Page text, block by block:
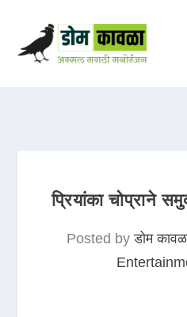
प्रियांका चोप्राने
Posted byडोम